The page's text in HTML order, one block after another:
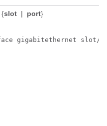
{slot | port}
gigabitethernet slot/